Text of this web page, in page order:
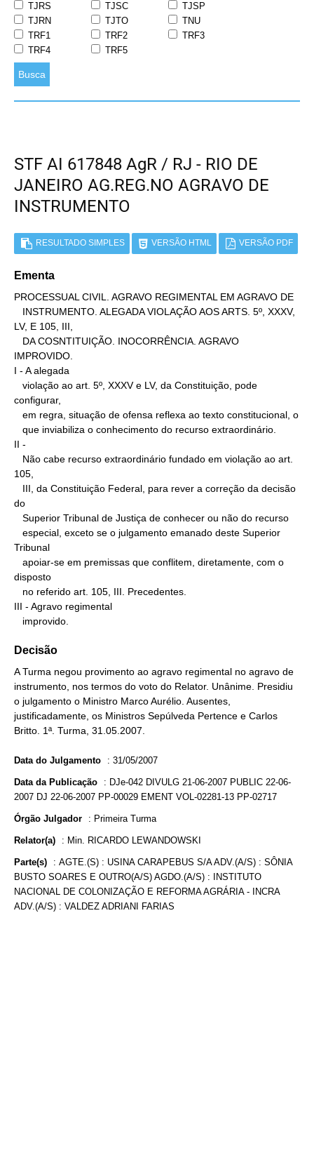
TJRS
TJSC
TJSP
TJRN
TJTO
TNU
TRF1
TRF2
TRF3
TRF4
TRF5
Busca
STF AI 617848 AgR / RJ - RIO DE
JANEIRO AG.REG.NO AGRAVO DE
INSTRUMENTO
RESULTADO SIMPLES VERSÃO HTML VERSÃO PDF
Ementa
PROCESSUAL CIVIL. AGRAVO REGIMENTAL EM AGRAVO DE
LV, E 105, III,
IMPROVIDO.
I - A alegada
configurar,
II -
105,
do
Tribunal
disposto
III - Agravo regimental
   improvido.
Decisão
A Turma negou provimento ao agravo regimental no agravo de
instrumento, nos termos do voto do Relator. Unânime. Presidiu
o julgamento o Ministro Marco Aurélio. Ausentes,
justificadamente, os Ministros Sepúlveda Pertence e Carlos
Britto. 1ª. Turma, 31.05.2007.
Data do Julgamento : 31/05/2007
Data da Publicação : DJe-042 DIVULG 21-06-2007 PUBLIC 22-06-
2007 DJ 22-06-2007 PP-00029 EMENT VOL-02281-13 PP-02717
Órgão Julgador : Primeira Turma
Relator(a) : Min. RICARDO LEWANDOWSKI
Parte(s) : AGTE.(S) : USINA CARAPEBUS S/A ADV.(A/S) : SÔNIA
BUSTO SOARES E OUTRO(A/S) AGDO.(A/S) : INSTITUTO
NACIONAL DE COLONIZAÇÃO E REFORMA AGRÁRIA - INCRA
ADV.(A/S) : VALDEZ ADRIANI FARIAS